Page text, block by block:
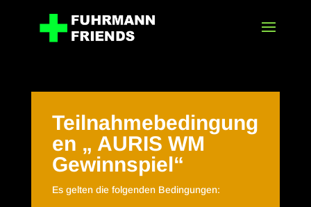
Teilnahmebedingung
en „ AURIS WM
Gewinnspiel“
Es gelten die folgenden Bedingungen: